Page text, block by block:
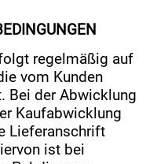
regelmäßig auf
vom Kunden
Bei der Abwicklung
Kaufabwicklung
Lieferanschrift
ist bei